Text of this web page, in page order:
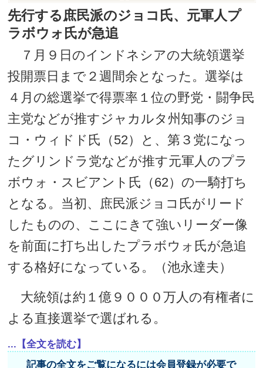
先行する庶民派のジョコ氏、元軍人プ
ラボウォ氏が急追
７月９日のインドネシアの大統領選挙
投開票日まで２週間余となった。選挙は
４月の総選挙で得票率１位の野党・闘争民
主党などが推すジャカルタ州知事のジョ
コ・ウィドド氏（52）と、第３党になっ
たグリンドラ党などが推す元軍人のプラ
ボウォ・スビアント氏（62）の一騎打ち
となる。当初、庶民派ジョコ氏がリード
したものの、ここにきて強いリーダー像
を前面に打ち出したプラボウォ氏が急追
する格好になっている。（池永達夫）
大統領は約１億９０００万人の有権者に
よる直接選挙で選ばれる。
...【全文を読む】
記事の全文をご覧になるには会員登録が必要で